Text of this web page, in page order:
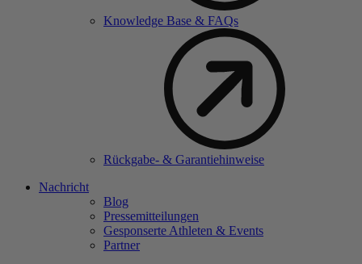
Knowledge Base & FAQs
Rückgabe- & Garantiehinweise
Nachricht
Blog
Pressemitteilungen
Gesponserte Athleten & Events
Partner